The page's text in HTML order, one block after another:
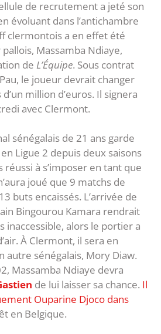
de recrutement a jeté son
évoluant dans l’antichambre
clermontois a en effet été
Massamba Ndiaye,
de L’Équipe. Sous contrat
le joueur devrait changer
million d’euros. Il signera
avec Clermont.
sénégalais de 21 ans garde
en Ligue 2 depuis deux saisons
réussi à s’imposer en tant que
joué que 9 matchs de
buts encaissés. L’arrivée de
Bingourou Kamara rendrait
inaccessible, alors le portier a
À Clermont, il sera en
autre sénégalais, Mory Diaw.
Massamba Ndiaye devra
de lui laisser sa chance. Il
Ouparine Djoco dans
en Belgique.